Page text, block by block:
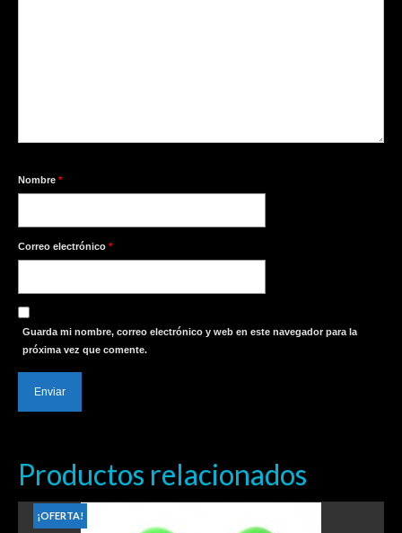
Nombre *
Correo electrónico *
Guarda mi nombre, correo electrónico y web en este navegador para la
próxima vez que comente.
Productos relacionados
¡OFERTA!